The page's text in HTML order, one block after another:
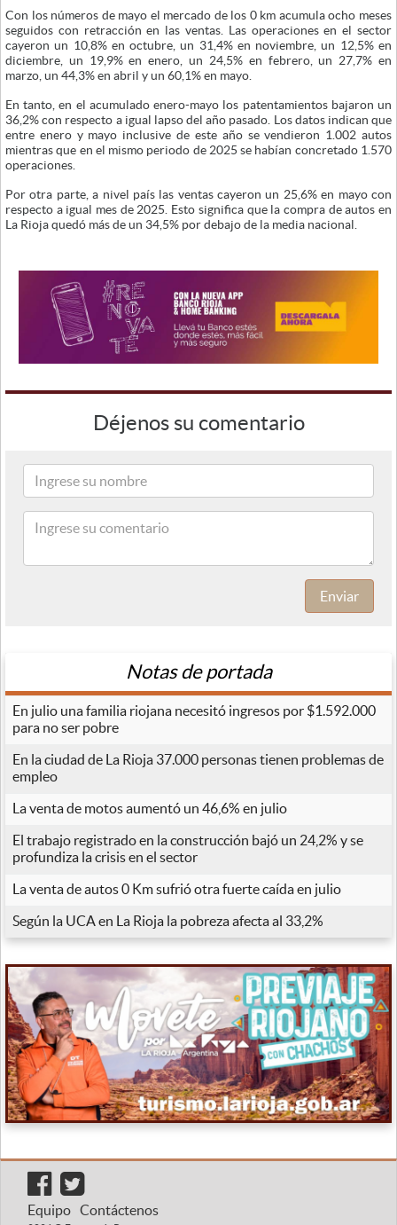
Con los números de mayo el mercado de los 0 km acumula ocho meses
seguidos con retracción en las ventas. Las operaciones en el sector
cayeron un 10,8% en octubre, un 31,4% en noviembre, un 12,5% en
diciembre, un 19,9% en enero, un 24,5% en febrero, un 27,7% en
marzo, un 44,3% en abril y un 60,1% en mayo.
En tanto, en el acumulado enero-mayo los patentamientos bajaron un
36,2% con respecto a igual lapso del año pasado. Los datos indican que
entre enero y mayo inclusive de este año se vendieron 1.002 autos
mientras que en el mismo periodo de 2025 se habían concretado 1.570
operaciones.
Por otra parte, a nivel país las ventas cayeron un 25,6% en mayo con
respecto a igual mes de 2025. Esto significa que la compra de autos en
La Rioja quedó más de un 34,5% por debajo de la media nacional.
Déjenos su comentario
Enviar
Notas de portada
En julio una familia riojana necesitó ingresos por $1.592.000
para no ser pobre
En la ciudad de La Rioja 37.000 personas tienen problemas de
empleo
La venta de motos aumentó un 46,6% en julio
El trabajo registrado en la construcción bajó un 24,2% y se
profundiza la crisis en el sector
La venta de autos 0 Km sufrió otra fuerte caída en julio
Según la UCA en La Rioja la pobreza afecta al 33,2%
Equipo Contáctenos